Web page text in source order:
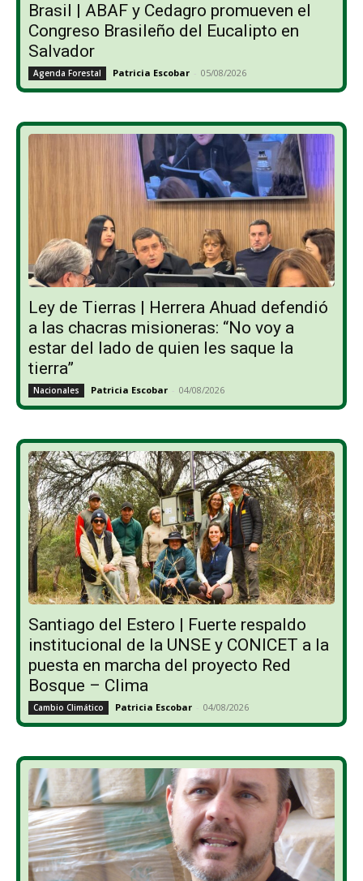
Brasil | ABAF y Cedagro promueven el
Congreso Brasileño del Eucalipto en
Salvador
Agenda Forestal Patricia Escobar - 05/08/2026
Ley de Tierras | Herrera Ahuad defendió
a las chacras misioneras: “No voy a
estar del lado de quien les saque la
tierra”
Nacionales Patricia Escobar - 04/08/2026
Santiago del Estero | Fuerte respaldo
institucional de la UNSE y CONICET a la
puesta en marcha del proyecto Red
Bosque – Clima
Cambio Climático Patricia Escobar - 04/08/2026